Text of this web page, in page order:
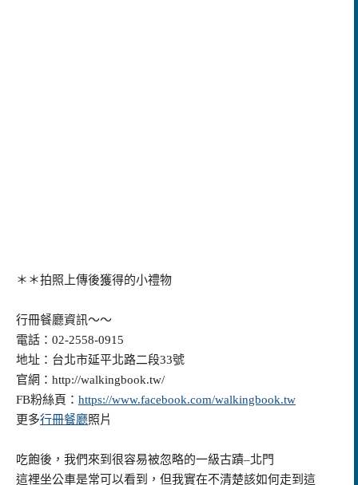
＊＊拍照上傳後獲得的小禮物
行冊餐廳資訊～～
電話：02-2558-0915
地址：台北市延平北路二段33號
官網：http://walkingbook.tw/
FB粉絲頁： https://www.facebook.com/walkingbook.tw
更多行冊餐廳照片
吃飽後，我們來到很容易被忽略的一級古蹟–北門
這裡坐公車是常可以看到，但我實在不清楚該如何走到這